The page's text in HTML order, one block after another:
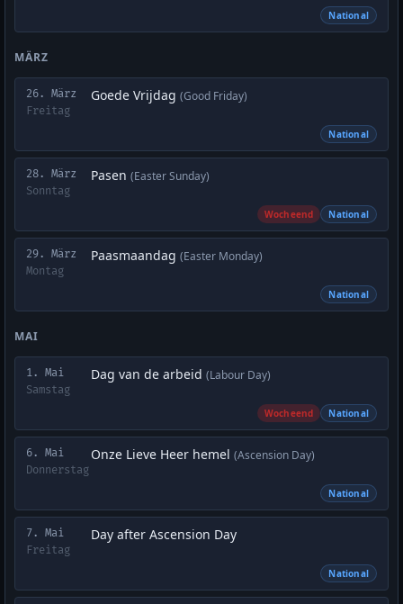
National
MÄRZ
26. März
Freitag
Goede Vrijdag (Good Friday)
National
28. März
Sonntag
Pasen (Easter Sunday)
Wocheend National
29. März
Montag
Paasmaandag (Easter Monday)
National
MAI
1. Mai
Samstag
Dag van de arbeid (Labour Day)
Wocheend National
6. Mai
Donnerstag
Onze Lieve Heer hemel (Ascension Day)
National
7. Mai
Freitag
Day after Ascension Day
National